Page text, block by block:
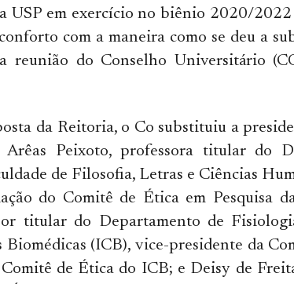
USP em exercício no biênio 2020/2022
com a maneira como se deu a
reunião do Conselho Universitário
da Reitoria, o Co substituiu a
Arêas Peixoto, professora titular do
de Filosofia, Letras e Ciências
do Comitê de Ética em Pesquisa
titular do Departamento de
(ICB), vice-presidente da
de Ética do ICB; e Deisy de